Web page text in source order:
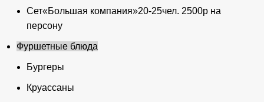
Сет«Большая компания»20-25чел. 2500р на
персону
Фуршетные блюда
Бургеры
Круассаны